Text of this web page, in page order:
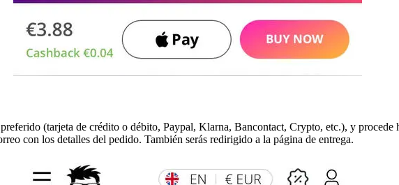
(tarjeta de crédito o débito, Paypal, Klarna, Bancontact, Crypto, etc.), y
con los detalles del pedido. También serás redirigido a la página de entrega.